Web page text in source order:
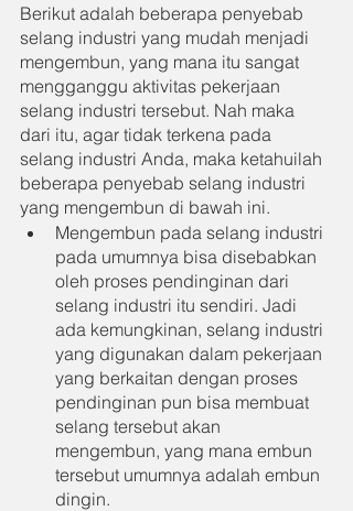
Berikut adalah beberapa penyebab
selang industri yang mudah menjadi
mengembun, yang mana itu sangat
mengganggu aktivitas pekerjaan
selang industri tersebut. Nah maka
dari itu, agar tidak terkena pada
selang industri Anda, maka ketahuilah
beberapa penyebab selang industri
yang mengembun di bawah ini.
Mengembun pada selang industri
pada umumnya bisa disebabkan
oleh proses pendinginan dari
selang industri itu sendiri. Jadi
ada kemungkinan, selang industri
yang digunakan dalam pekerjaan
yang berkaitan dengan proses
pendinginan pun bisa membuat
selang tersebut akan
mengembun, yang mana embun
tersebut umumnya adalah embun
dingin.